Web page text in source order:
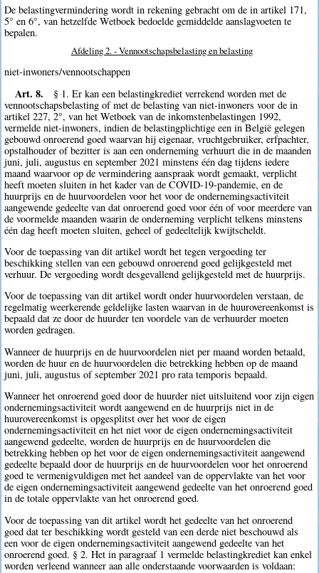
De belastingvermindering wordt in rekening gebracht om de in artikel 171,
5° en 6°, van hetzelfde Wetboek bedoelde gemiddelde aanslagvoeten te
bepalen.
Afdeling 2. - Vennootschapsbelasting en belasting
niet-inwoners/vennootschappen
Art. 8.
§ 1. Er kan een belastingkrediet verrekend worden met de
vennootschapsbelasting of met de belasting van niet-inwoners voor de in
artikel 227, 2°, van het Wetboek van de inkomstenbelastingen 1992,
vermelde niet-inwoners, indien de belastingplichtige een in België gelegen
gebouwd onroerend goed waarvan hij eigenaar, vruchtgebruiker, erfpachter,
opstalhouder of bezitter is aan een onderneming verhuurt die in de maanden
juni, juli, augustus en september 2021 minstens één dag tijdens iedere
maand waarvoor op de vermindering aanspraak wordt gemaakt, verplicht
heeft moeten sluiten in het kader van de COVID-19-pandemie, en de
huurprijs en de huurvoordelen voor het voor de ondernemingsactiviteit
aangewende gedeelte van dat onroerend goed voor één of voor meerdere van
de voormelde maanden waarin de onderneming verplicht telkens minstens
één dag heeft moeten sluiten, geheel of gedeeltelijk kwijtscheldt.
Voor de toepassing van dit artikel wordt het tegen vergoeding ter
beschikking stellen van een gebouwd onroerend goed gelijkgesteld met
verhuur. De vergoeding wordt desgevallend gelijkgesteld met de huurprijs.
Voor de toepassing van dit artikel wordt onder huurvoordelen verstaan, de
regelmatig weerkerende geldelijke lasten waarvan in de huurovereenkomst is
bepaald dat ze door de huurder ten voordele van de verhuurder moeten
worden gedragen.
Wanneer de huurprijs en de huurvoordelen niet per maand worden betaald,
worden de huur en de huurvoordelen die betrekking hebben op de maand
juni, juli, augustus of september 2021 pro rata temporis bepaald.
Wanneer het onroerend goed door de huurder niet uitsluitend voor zijn eigen
ondernemingsactiviteit wordt aangewend en de huurprijs niet in de
huurovereenkomst is opgesplitst over het voor de eigen
ondernemingsactiviteit en het niet voor de eigen ondernemingsactiviteit
aangewend gedeelte, worden de huurprijs en de huurvoordelen die
betrekking hebben op het voor de eigen ondernemingsactiviteit aangewend
gedeelte bepaald door de huurprijs en de huurvoordelen voor het onroerend
goed te vermenigvuldigen met het aandeel van de oppervlakte van het voor
de eigen ondernemingsactiviteit aangewend gedeelte van het onroerend goed
in de totale oppervlakte van het onroerend goed.
Voor de toepassing van dit artikel wordt het gedeelte van het onroerend
goed dat ter beschikking wordt gesteld van een derde niet beschouwd als
een voor de eigen ondernemingsactiviteit aangewend gedeelte van het
onroerend goed. § 2. Het in paragraaf 1 vermelde belastingkrediet kan enkel
worden verleend wanneer aan alle onderstaande voorwaarden is voldaan: